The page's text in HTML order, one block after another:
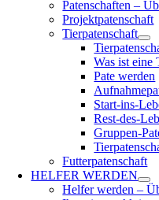
Patenschaften –
Projektpatenschaft
Tierpatenschaft
Was ist eine
Pate werden
Start-ins-
Rest-des-
Gruppen-
Futterpatenschaft
HELFER WERDEN
Helfer werden –